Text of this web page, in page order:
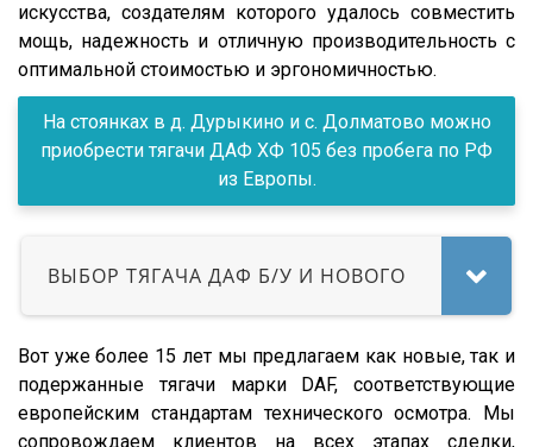
Grappar
Magyar
Menci
FTS
Ali Riza Usta
МТЗ
ХТЗ
Meusburger
Feldbinder
ГАЗ
R380
R440
R450
FH12
FH440
FM
FM9.380
TGS
искусства, создателям которого удалось совместить
мощь, надежность и отличную производительность с
оптимальной стоимостью и эргономичностью.
На стоянках в д. Дурыкино и с. Долматово можно
приобрести тягачи ДАФ ХФ 105 без пробега по РФ
из Европы.
ВЫБОР ТЯГАЧА ДАФ Б/У И НОВОГО
Вот уже более 15 лет мы предлагаем как новые, так и
подержанные тягачи марки DAF, соответствующие
европейским стандартам технического осмотра. Мы
сопровождаем клиентов на всех этапах сделки,